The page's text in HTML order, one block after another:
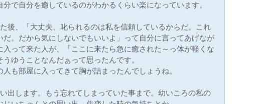
で自分を癒しているのがわかるくらい楽になっています。
後、「大丈夫、叱られるのは私を信頼しているからだ。これ
だ。だから気にしないでもいいよ」って自分に言ってあげなが
入って来た人が、「ここに来たら急に癒された～っ体が軽くな
ゆうことなんだぁって思ったんです。
も部屋に入ってきて胸が詰まったんでしょうね。
出します。もう忘れてしまっていた事まで。幼いころの私の